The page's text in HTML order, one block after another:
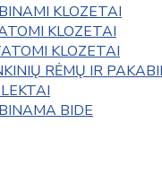
KLOZETAI
KLOZETAI
KLOZETAI
RĖMŲ IR
BIDE